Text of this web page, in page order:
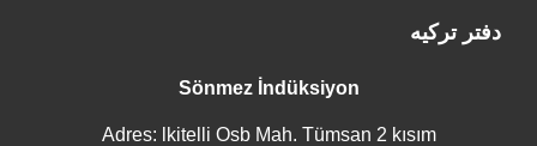
دفتر ترکیه
Sönmez İndüksiyon
Adres: lkitelli Osb Mah. Tümsan 2 kısım